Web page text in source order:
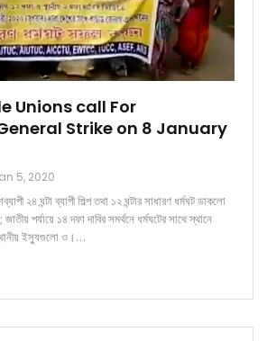
Unions call For
Strike on 8 January
5, 2020
২৪ ঘন্টা ব্যাপী শিল্প তথা ১২ ঘন্টার সাধারণ ধর্মঘট ডাকলো
পর্যায়ে ১৪ দফা দাবির সমর্থনে ধর্মঘটের সাথে স্থানে
ইস্যুগুলো ও।…